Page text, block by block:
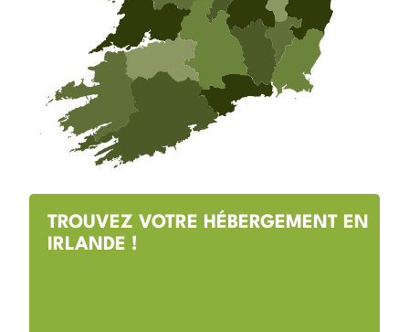
TROUVEZ VOTRE HÉBERGEMENT EN
IRLANDE !